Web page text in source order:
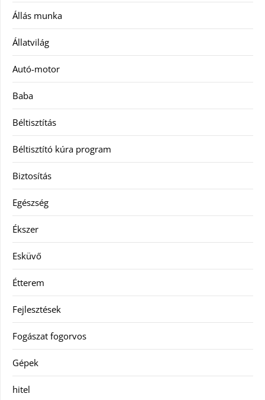
Állás munka
Állatvilág
Autó-motor
Baba
Béltisztítás
Béltisztító kúra program
Biztosítás
Egészség
Ékszer
Esküvő
Étterem
Fejlesztések
Fogászat fogorvos
Gépek
hitel